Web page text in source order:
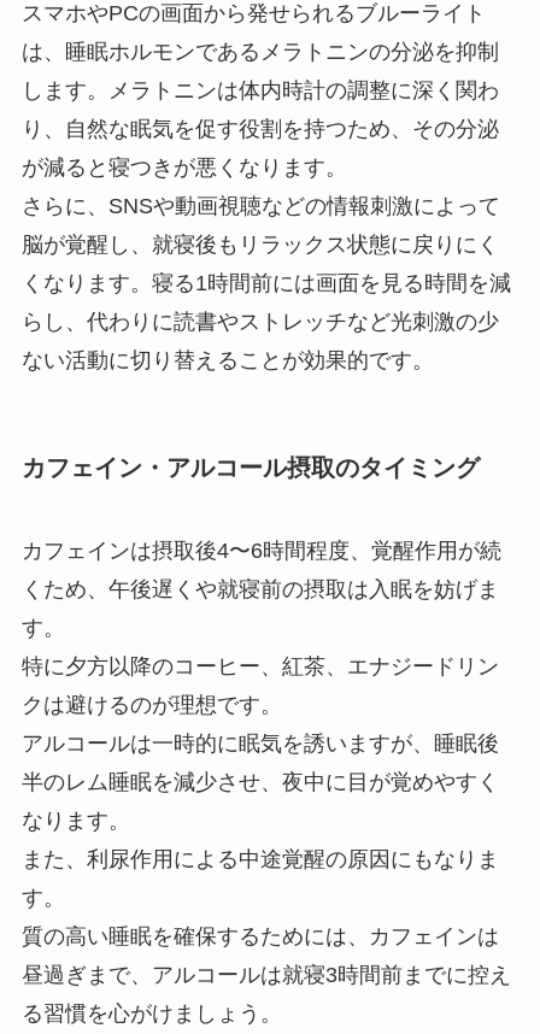
スマホやPCの画面から発せられるブルーライト
は、睡眠ホルモンであるメラトニンの分泌を抑制
します。メラトニンは体内時計の調整に深く関わ
り、自然な眠気を促す役割を持つため、その分泌
が減ると寝つきが悪くなります。
さらに、SNSや動画視聴などの情報刺激によって
脳が覚醒し、就寝後もリラックス状態に戻りにく
くなります。寝る1時間前には画面を見る時間を減
らし、代わりに読書やストレッチなど光刺激の少
ない活動に切り替えることが効果的です。
カフェイン・アルコール摂取のタイミング
カフェインは摂取後4〜6時間程度、覚醒作用が続
くため、午後遅くや就寝前の摂取は入眠を妨げま
す。
特に夕方以降のコーヒー、紅茶、エナジードリン
クは避けるのが理想です。
アルコールは一時的に眠気を誘いますが、睡眠後
半のレム睡眠を減少させ、夜中に目が覚めやすく
なります。
また、利尿作用による中途覚醒の原因にもなりま
す。
質の高い睡眠を確保するためには、カフェインは
昼過ぎまで、アルコールは就寝3時間前までに控え
る習慣を心がけましょう。